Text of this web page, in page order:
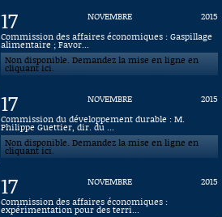
17 NOVEMBRE
2015
Commission des affaires économiques : Gaspillage
alimentaire ; Favor...
Non disponible. Demandez la mise en ligne en
cliquant ici.
17 NOVEMBRE
2015
Commission du développement durable : M.
Philippe Guettier, dir. du ...
Non disponible. Demandez la mise en ligne en
cliquant ici.
17 NOVEMBRE
2015
Commission des affaires économiques :
expérimentation pour des terri...